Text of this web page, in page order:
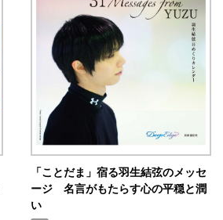
「ことだま」宿る羽生結弦のメッセ
ージ 名言がもたらす心の平穏と潤
い